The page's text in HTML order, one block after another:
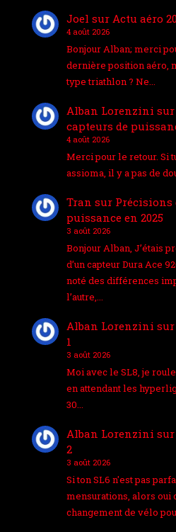
Joel sur Actu aéro
4 août 2026
Bonjour Alban; merci
dernière position aéro,
type triathlon ? Ne…
Alban Lorenzini sur
capteurs de
4 août 2026
Merci pour le retour. Si
assioma, il y a pas de
Tran sur Précisions
puissance en 2025
3 août 2026
Bonjour Alban, J’étais
d’un capteur Dura Ace
noté des différences
l’autre,…
Alban Lorenzini sur
1
3 août 2026
Moi avec le SL8, je
en attendant les
30…
Alban Lorenzini sur
2
3 août 2026
Si ton SL6 n'est pas
mensurations, alors oui
changement de vélo